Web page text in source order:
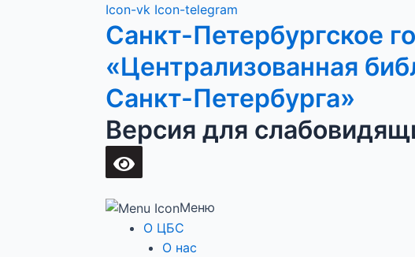
Перейти
к
содержимому
Icon-vk Icon-telegram
Санкт-Петербургское
«Централизованная
Санкт-Петербурга»
Версия для
Меню
О ЦБС
О нас
Main
Menu